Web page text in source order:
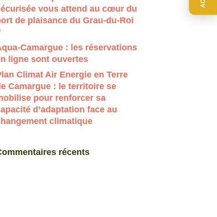
vous attend au cœur du
de plaisance du Grau-du-Roi
Camargue : les réservations
ligne sont ouvertes
Climat Air Energie en Terre
Camargue : le territoire se
pour renforcer sa
d’adaptation face au
climatique
récents